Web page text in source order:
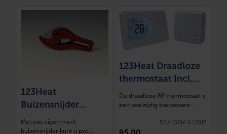
123Heat
Buizensnijder
(Schaar) tot 42mm
Met ons eigen merk
buizensnijder kunt u pvc
123Heat Draadloze
thermostaat Incl.
ontvanger
De draadloze RF thermostaat is
een veelzijdig toepasbare
SKU: 15016 & 15017